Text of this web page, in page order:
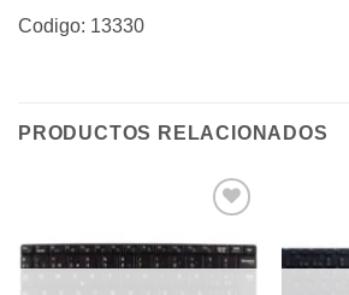
Codigo: 13330
PRODUCTOS RELACIONADOS
a la
lista de